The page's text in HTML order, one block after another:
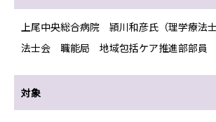
上尾中央総合病院 頴川和彦氏（理学療法
法士会 職能局 地域包括ケア推進部部員
対象